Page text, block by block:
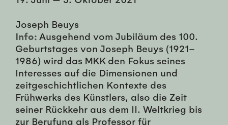
Joseph Beuys
Info: Ausgehend vom Jubiläum des 100.
Geburtstages von Joseph Beuys (1921–
1986) wird das MKK den Fokus seines
Interesses auf die Dimensionen und
zeitgeschichtlichen Kontexte des
Frühwerks des Künstlers, also die Zeit
seiner Rückkehr aus dem II. Weltkrieg bis
zur Berufung als Professor für